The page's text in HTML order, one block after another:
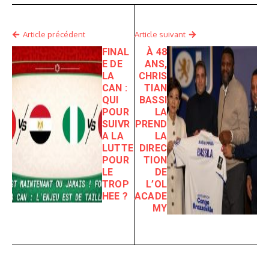
Article précédent
FINAL
E DE
LA
CAN :
QUI
POUR
SUIVR
A LA
LUTTE
POUR
LE
TROP
HEE ?
Article suivant
À 48
ANS,
CHRIS
TIAN
BASSI
LA
PREND
LA
DIREC
TION
DE
L’OL
ACADE
MY